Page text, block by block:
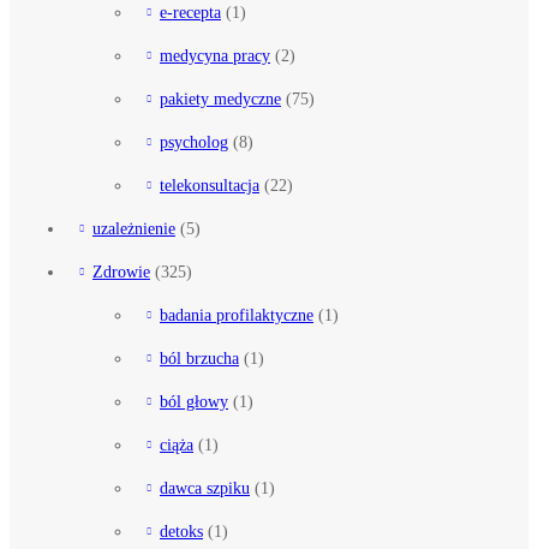
e-recepta (1)
medycyna pracy (2)
pakiety medyczne (75)
psycholog (8)
telekonsultacja (22)
uzależnienie (5)
Zdrowie (325)
badania profilaktyczne (1)
ból brzucha (1)
ból głowy (1)
ciąża (1)
dawca szpiku (1)
detoks (1)